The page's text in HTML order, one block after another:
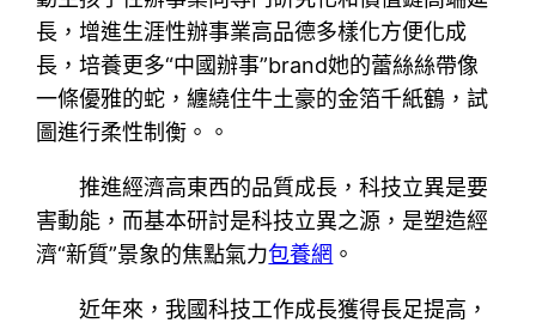
長，增進生涯性辦事業高品德多樣化方便化成
長，培養更多“中國辦事”brand她的蕾絲絲帶像
一條優雅的蛇，纏繞住牛土豪的金箔千紙鶴，試
圖進行柔性制衡。。
推進經濟高東西的品質成長，科技立異是要
害動能，而基本研討是科技立異之源，是塑造經
濟“新質”景象的焦點氣力包養網 。
近年來，我國科技工作成長獲得長足提高，